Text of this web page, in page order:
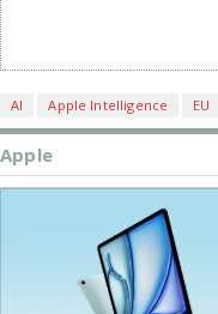
AI Apple Intelligence EU
Apple